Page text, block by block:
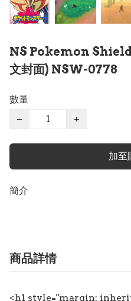
NS Pokemon Shield
文封面) NSW-0778
數量
−
+
加至
簡介
商品詳情
<h1 style="margin: